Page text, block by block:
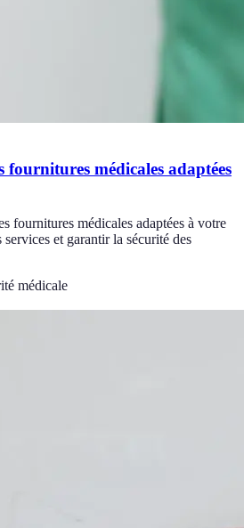
fournitures médicales adaptées
fournitures médicales adaptées à votre
et garantir la sécurité des
médicale